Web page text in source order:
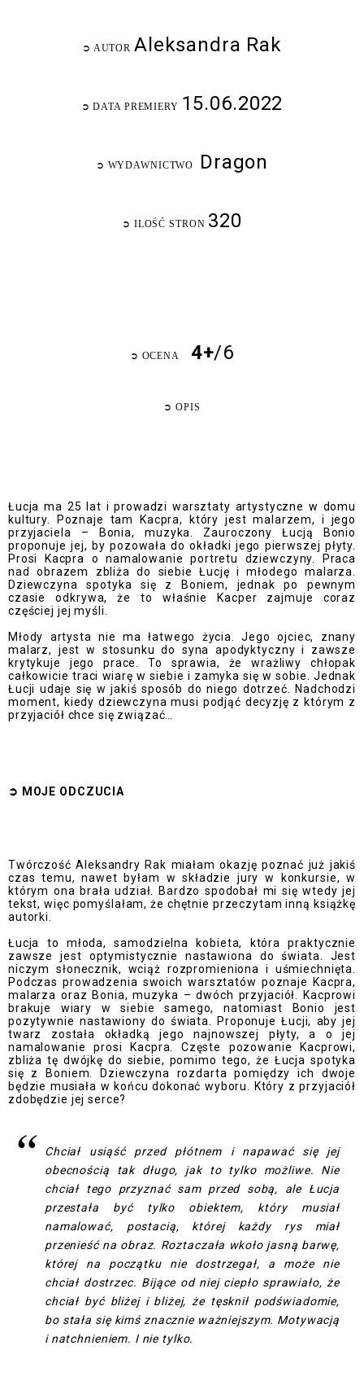
➲ AUTOR Aleksandra Rak
➲ DATA PREMIERY 15.06.2022
➲ WYDAWNICTWO Dragon
➲ ILOŚĆ STRON 320
➲ OCENA 4+/6
➲ OPIS
Łucja ma 25 lat i prowadzi warsztaty artystyczne w domu
kultury. Poznaje tam Kacpra, który jest malarzem, i jego
przyjaciela – Bonia, muzyka. Zauroczony Łucją Bonio
proponuje jej, by pozowała do okładki jego pierwszej płyty.
Prosi Kacpra o namalowanie portretu dziewczyny. Praca
nad obrazem zbliża do siebie Łucję i młodego malarza.
Dziewczyna spotyka się z Boniem, jednak po pewnym
czasie odkrywa, że to właśnie Kacper zajmuje coraz
częściej jej myśli.
Młody artysta nie ma łatwego życia. Jego ojciec, znany
malarz, jest w stosunku do syna apodyktyczny i zawsze
krytykuje jego prace. To sprawia, że wrażliwy chłopak
całkowicie traci wiarę w siebie i zamyka się w sobie. Jednak
Łucji udaje się w jakiś sposób do niego dotrzeć. Nadchodzi
moment, kiedy dziewczyna musi podjąć decyzję z którym z
przyjaciół chce się związać…
➲ MOJE ODCZUCIA
Twórczość Aleksandry Rak miałam okazję poznać już jakiś
czas temu, nawet byłam w składzie jury w konkursie, w
którym ona brała udział. Bardzo spodobał mi się wtedy jej
tekst, więc pomyślałam, że chętnie przeczytam inną książkę
autorki.
Łucja to młoda, samodzielna kobieta, która praktycznie
zawsze jest optymistycznie nastawiona do świata. Jest
niczym słonecznik, wciąż rozpromieniona i uśmiechnięta.
Podczas prowadzenia swoich warsztatów poznaje Kacpra,
malarza oraz Bonia, muzyka – dwóch przyjaciół. Kacprowi
brakuje wiary w siebie samego, natomiast Bonio jest
pozytywnie nastawiony do świata. Proponuje Łucji, aby jej
twarz została okładką jego najnowszej płyty, a o jej
namalowanie prosi Kacpra. Częste pozowanie Kacprowi,
zbliża tę dwójkę do siebie, pomimo tego, że Łucja spotyka
się z Boniem. Dziewczyna rozdarta pomiędzy ich dwoje
będzie musiała w końcu dokonać wyboru. Który z przyjaciół
zdobędzie jej serce?
Chciał usiąść przed płótnem i napawać się jej
obecnością tak długo, jak to tylko możliwe. Nie
chciał tego przyznać sam przed sobą, ale Łucja
przestała być tylko obiektem, który musiał
namalować, postacią, której każdy rys miał
przenieść na obraz. Roztaczała wkoło jasną barwę,
której na początku nie dostrzegał, a może nie
chciał dostrzec. Bijące od niej ciepło sprawiało, że
chciał być bliżej i bliżej, że tęsknił podświadomie,
bo stała się kimś znacznie ważniejszym. Motywacją
i natchnieniem. I nie tylko.